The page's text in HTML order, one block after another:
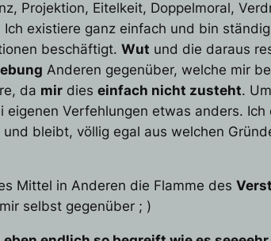
, Projektion, Eitelkeit, Doppelmoral,
existiere ganz einfach und bin
beschäftigt. Wut und die daraus
Anderen gegenüber, welche mir
da mir dies einfach nicht zusteht.
eigenen Verfehlungen etwas anders.
bleibt, völlig egal aus welchen
Mittel in Anderen die Flamme des
selbst gegenüber ; )